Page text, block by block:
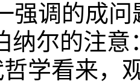
强调的成
纳尔的注
学看来，